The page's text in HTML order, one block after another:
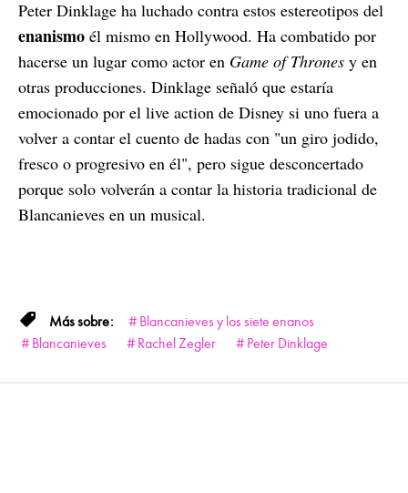
Peter Dinklage ha luchado contra estos estereotipos del
enanismo él mismo en Hollywood. Ha combatido por
hacerse un lugar como actor en Game of Thrones y en
otras producciones. Dinklage señaló que estaría
emocionado por el live action de Disney si uno fuera a
volver a contar el cuento de hadas con "un giro jodido,
fresco o progresivo en él", pero sigue desconcertado
porque solo volverán a contar la historia tradicional de
Blancanieves en un musical.
Blancanieves y los siete enanos
Blancanieves
Rachel Zegler Peter Dinklage